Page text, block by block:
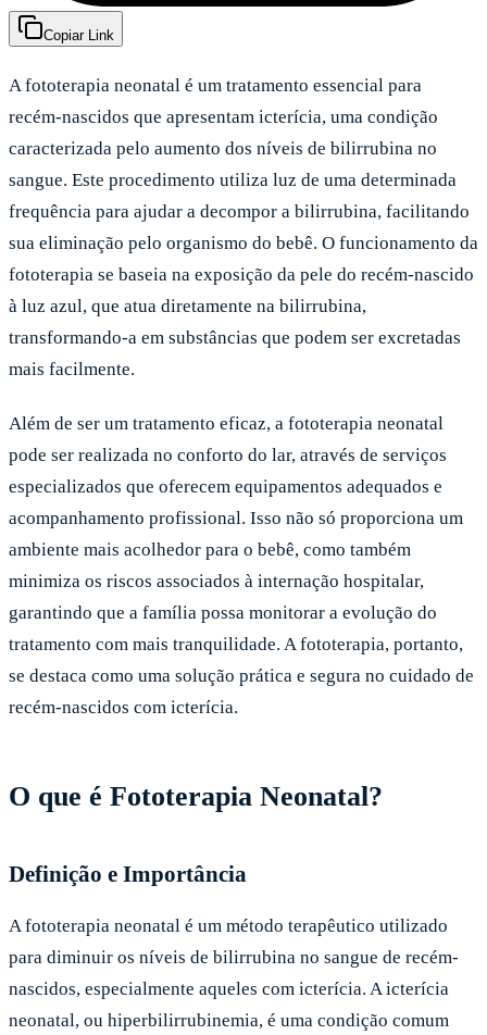
Copiar Link
A fototerapia neonatal é um tratamento essencial para
recém-nascidos que apresentam icterícia, uma condição
caracterizada pelo aumento dos níveis de bilirrubina no
sangue. Este procedimento utiliza luz de uma determinada
frequência para ajudar a decompor a bilirrubina, facilitando
sua eliminação pelo organismo do bebê. O funcionamento da
fototerapia se baseia na exposição da pele do recém-nascido
à luz azul, que atua diretamente na bilirrubina,
transformando-a em substâncias que podem ser excretadas
mais facilmente.
Além de ser um tratamento eficaz, a fototerapia neonatal
pode ser realizada no conforto do lar, através de serviços
especializados que oferecem equipamentos adequados e
acompanhamento profissional. Isso não só proporciona um
ambiente mais acolhedor para o bebê, como também
minimiza os riscos associados à internação hospitalar,
garantindo que a família possa monitorar a evolução do
tratamento com mais tranquilidade. A fototerapia, portanto,
se destaca como uma solução prática e segura no cuidado de
recém-nascidos com icterícia.
O que é Fototerapia Neonatal?
Definição e Importância
A fototerapia neonatal é um método terapêutico utilizado
para diminuir os níveis de bilirrubina no sangue de recém-
nascidos, especialmente aqueles com icterícia. A icterícia
neonatal, ou hiperbilirrubinemia, é uma condição comum